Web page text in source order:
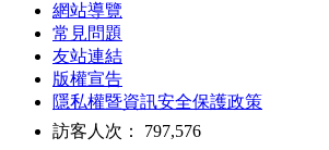
網站導覽
常見問題
友站連結
版權宣告
隱私權暨資訊安全保護政策
訪客人次： 797,576